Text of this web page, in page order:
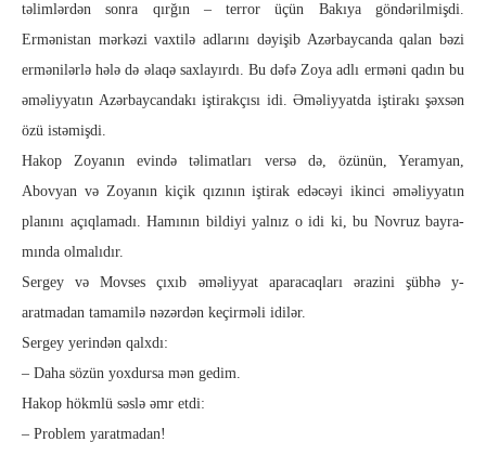
təlimlərdən sonra qırğın – terror üçün Ba­kı­ya göndərilmişdi.
Ermənistan mərkəzi vaxtilə adlarını dəyişib Azər­bay­can­­­­­da qalan bəzi
ermənilərlə hələ də əlaqə saxlayırdı. Bu dəfə Zo­­ya adlı erməni qadın bu
əməliyyatın Azərbaycandakı işti­rak­çı­­­­­sı idi. Əməliyyatda iştirakı şəxsən
özü istəmişdi.
Hakop Zoyanın evində təlimatları versə də, özünün, Yeram­yan,
Abovyan və Zoyanın kiçik qızının iştirak edəcəyi ikinci əməliy­ya­tın
planını açıqlamadı. Hamının bildiyi yalnız o idi ki, bu Novruz bayra­
mın­da olmalıdır.
Sergey və Movses çıxıb əməliyyat aparacaqları ərazini şübhə y­
aratmadan tamamilə nəzərdən keçirməli idilər.
Sergey yerindən qalxdı:
– Daha sözün yoxdursa mən gedim.
Hakop hökmlü səslə əmr etdi:
– Problem yaratmadan!